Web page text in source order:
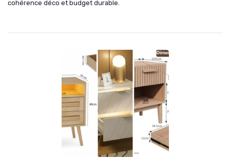
cohérence déco et budget durable.